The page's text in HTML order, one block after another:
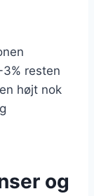
resten
højt nok
og